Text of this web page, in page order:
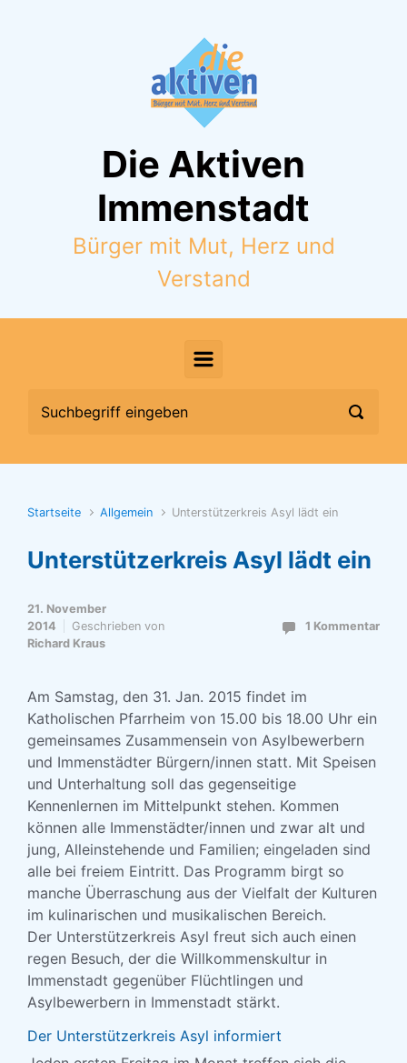
Die Aktiven
Immenstadt
Bürger mit Mut, Herz und
Verstand
Startseite Allgemein Unterstützerkreis Asyl lädt ein
Unterstützerkreis Asyl lädt ein
21. November
2014
Geschrieben von
Richard Kraus
1 Kommentar
Am Samstag, den 31. Jan. 2015 findet im
Katholischen Pfarrheim von 15.00 bis 18.00 Uhr ein
gemeinsames Zusammensein von Asylbewerbern
und Immenstädter Bürgern/innen statt. Mit Speisen
und Unterhaltung soll das gegenseitige
Kennenlernen im Mittelpunkt stehen. Kommen
können alle Immenstädter/innen und zwar alt und
jung, Alleinstehende und Familien; eingeladen sind
alle bei freiem Eintritt. Das Programm birgt so
manche Überraschung aus der Vielfalt der Kulturen
im kulinarischen und musikalischen Bereich.
Der Unterstützerkreis Asyl freut sich auch einen
regen Besuch, der die Willkommenskultur in
Immenstadt gegenüber Flüchtlingen und
Asylbewerbern in Immenstadt stärkt.
Der Unterstützerkreis Asyl informiert